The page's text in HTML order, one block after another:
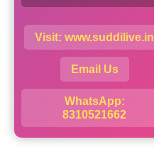
Visit: www.suddilive.in
Email Us
WhatsApp:
8310521662